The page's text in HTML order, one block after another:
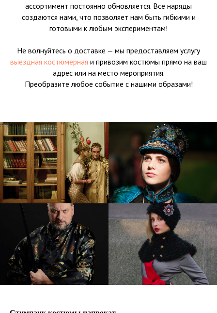
ассортимент постоянно обновляется. Все наряды
создаются нами, что позволяет нам быть гибкими и
готовыми к любым экспериментам!
Не волнуйтесь о доставке — мы предоставляем услугу
выездная костюмерная и привозим костюмы прямо на ваш
адрес или на место мероприятия.
Преобразите любое событие с нашими образами!